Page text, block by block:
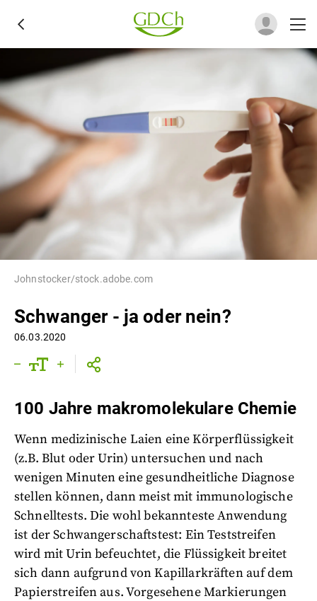
Johnstocker/stock.adobe.com
Schwanger - ja oder nein?
06.03.2020
100 Jahre makromolekulare Chemie
Wenn medizinische Laien eine Körperflüssigkeit
(z.B. Blut oder Urin) untersuchen und nach
wenigen Minuten eine gesundheitliche Diagnose
stellen können, dann meist mit immunologische
Schnelltests. Die wohl bekannteste Anwendung
ist der Schwangerschaftstest: Ein Teststreifen
wird mit Urin befeuchtet, die Flüssigkeit breitet
sich dann aufgrund von Kapillarkräften auf dem
Papierstreifen aus. Vorgesehene Markierungen